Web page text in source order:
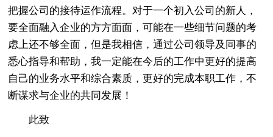
把握公司的接待运作流程。对于一个初入公司的新人，
要全面融入企业的方方面面，可能在一些细节问题的考
虑上还不够全面，但是我相信，通过公司领导及同事的
悉心指导和帮助，我一定能在今后的工作中更好的提高
自己的业务水平和综合素质，更好的完成本职工作，不
断谋求与企业的共同发展！
此致